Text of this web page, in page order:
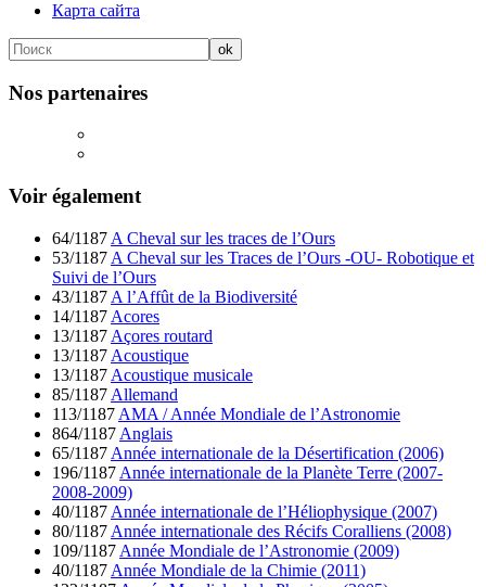
Карта сайта
Nos partenaires
Voir également
64/1187 A Cheval sur les traces de l’Ours
53/1187 A Cheval sur les Traces de l’Ours -OU- Robotique et
Suivi de l’Ours
43/1187 A l’Affût de la Biodiversité
14/1187 Acores
13/1187 Açores routard
13/1187 Acoustique
13/1187 Acoustique musicale
85/1187 Allemand
113/1187 AMA / Année Mondiale de l’Astronomie
864/1187 Anglais
65/1187 Année internationale de la Désertification (2006)
196/1187 Année internationale de la Planète Terre (2007-
2008-2009)
40/1187 Année internationale de l’Héliophysique (2007)
80/1187 Année internationale des Récifs Coralliens (2008)
109/1187 Année Mondiale de l’Astronomie (2009)
40/1187 Année Mondiale de la Chimie (2011)